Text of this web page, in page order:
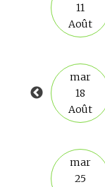
11
Août
mar
18
Août
mar
25